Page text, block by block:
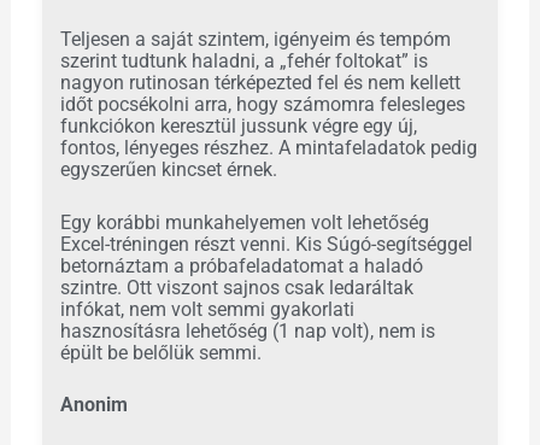
Teljesen a saját szintem, igényeim és tempóm
szerint tudtunk haladni, a „fehér foltokat” is
nagyon rutinosan térképezted fel és nem kellett
időt pocsékolni arra, hogy számomra felesleges
funkciókon keresztül jussunk végre egy új,
fontos, lényeges részhez. A mintafeladatok pedig
egyszerűen kincset érnek.
Egy korábbi munkahelyemen volt lehetőség
Excel-tréningen részt venni. Kis Súgó-segítséggel
betornáztam a próbafeladatomat a haladó
szintre. Ott viszont sajnos csak ledaráltak
infókat, nem volt semmi gyakorlati
hasznosításra lehetőség (1 nap volt), nem is
épült be belőlük semmi.
Anonim